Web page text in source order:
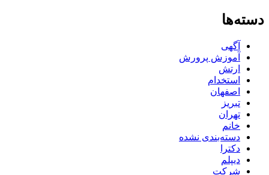
دسته‌ها
آگهی
آموزش پرورش
ارتش
استخدام
اصفهان
تبریز
تهران
خانم
دسته‌بندی نشده
دکترا
دیپلم
شرکت